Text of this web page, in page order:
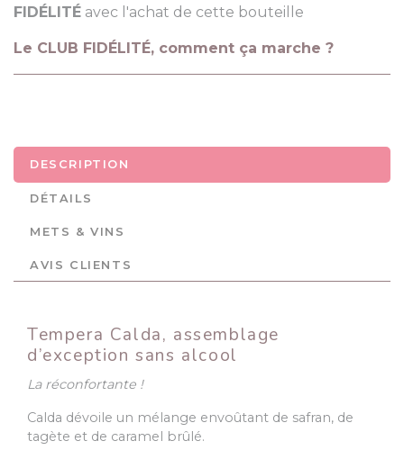
FIDÉLITÉ avec l'achat de cette bouteille
Le CLUB FIDÉLITÉ, comment ça marche ?
DESCRIPTION
DÉTAILS
METS & VINS
AVIS CLIENTS
Tempera Calda, assemblage
d’exception sans alcool
La réconfortante !
Calda dévoile un mélange envoûtant de safran, de
tagète et de caramel brûlé.